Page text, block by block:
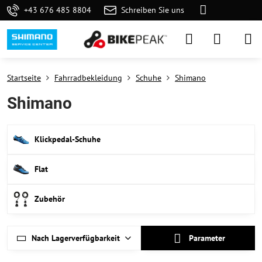
+43 676 485 8804 Schreiben Sie uns
Startseite Fahrradbekleidung Schuhe Shimano
Shimano
Klickpedal-Schuhe
Flat
Zubehör
Nach Lagerverfügbarkeit Parameter